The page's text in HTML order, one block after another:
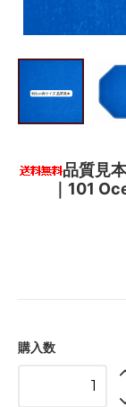
品質見
｜101
購入数